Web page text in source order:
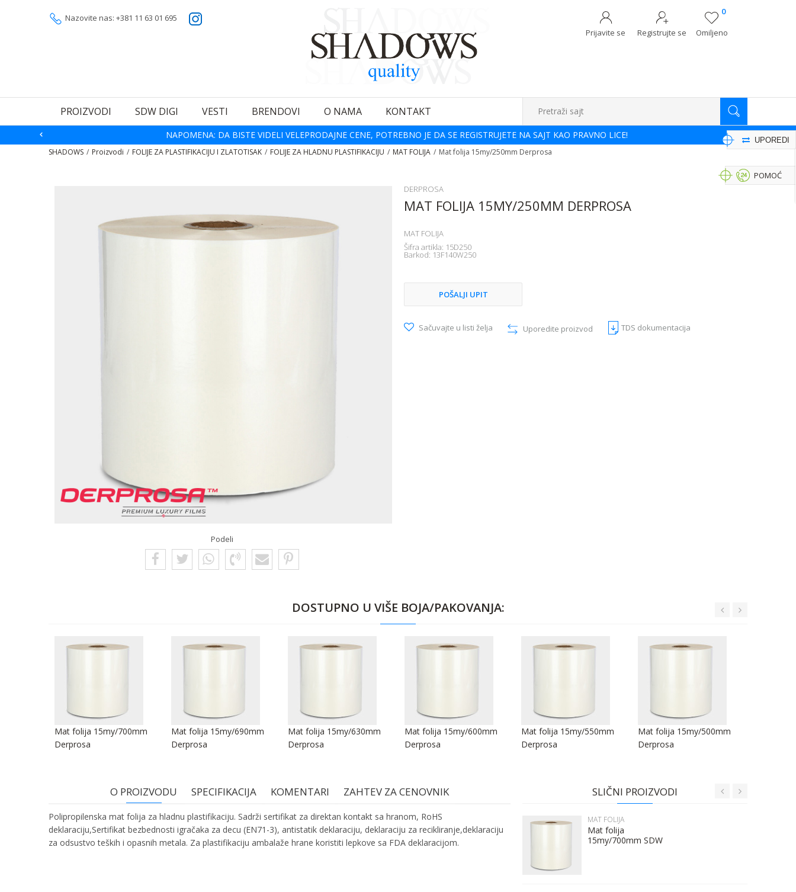
Nazovite nas: +381 11 63 01 695
Omiljeno
0
Prijavite se
Registrujte se
PROIZVODI SDW DIGI VESTI BRENDOVI O NAMA KONTAKT Pretraži sajt
NAPOMENA: DA BISTE VIDELI VELEPRODAJNE CENE, POTREBNO JE DA SE REGISTRUJETE NA SAJT KAO PRAVNO LICE!
SHADOWS Proizvodi FOLIJE ZA PLASTIFIKACIJU I ZLATOTISAK FOLIJE ZA HLADNU PLASTIFIKACIJU MAT FOLIJA Mat folija 15my/250mm Derprosa
UPOREDI
Podeli
DERPROSA
MAT FOLIJA 15MY/250MM DERPROSA
MAT FOLIJA
Šifra artikla: 15D250
Barkod: 13F140W250
POŠALJI UPIT
Sačuvajte u listi želja Uporedite proizvod TDS dokumentacija
POMOĆ
DOSTUPNO U VIŠE BOJA/PAKOVANJA:
Mat folija 15my/700mm
Derprosa
Mat folija 15my/690mm
Derprosa
Mat folija 15my/630mm
Derprosa
Mat folija 15my/600mm
Derprosa
Mat folija 15my/550mm
Derprosa
Mat folija 15my/500mm
Derprosa
O PROIZVODU SPECIFIKACIJA KOMENTARI ZAHTEV ZA CENOVNIK
Polipropilenska mat folija za hladnu plastifikaciju. Sadrži sertifikat za direktan kontakt sa hranom, RoHS
deklaraciju,Sertifikat bezbednosti igračaka za decu (EN71-3), antistatik deklaraciju, deklaraciju za recikliranje,deklaraciju
za odsustvo teških i opasnih metala. Za plastifikaciju ambalaže hrane koristiti lepkove sa FDA deklaracijom.
SLIČNI PROIZVODI
MAT FOLIJA
Mat folija
15my/700mm
Derprosa
MAT FOLIJA
Mat folija
15my/700mm SDW